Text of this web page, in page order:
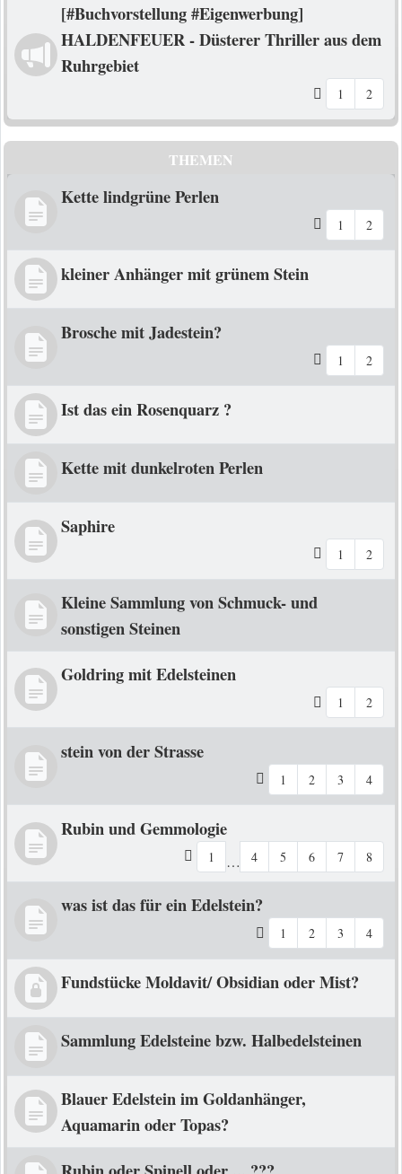
[#Buchvorstellung #Eigenwerbung]
HALDENFEUER - Düsterer Thriller aus dem
Ruhrgebiet
1 2
THEMEN
Kette lindgrüne Perlen
1 2
kleiner Anhänger mit grünem Stein
Brosche mit Jadestein?
1 2
Ist das ein Rosenquarz ?
Kette mit dunkelroten Perlen
Saphire
1 2
Kleine Sammlung von Schmuck- und
sonstigen Steinen
Goldring mit Edelsteinen
1 2
stein von der Strasse
1 2 3 4
Rubin und Gemmologie
1 … 4 5 6 7 8
was ist das für ein Edelstein?
1 2 3 4
Fundstücke Moldavit/ Obsidian oder Mist?
Sammlung Edelsteine bzw. Halbedelsteinen
Blauer Edelstein im Goldanhänger,
Aquamarin oder Topas?